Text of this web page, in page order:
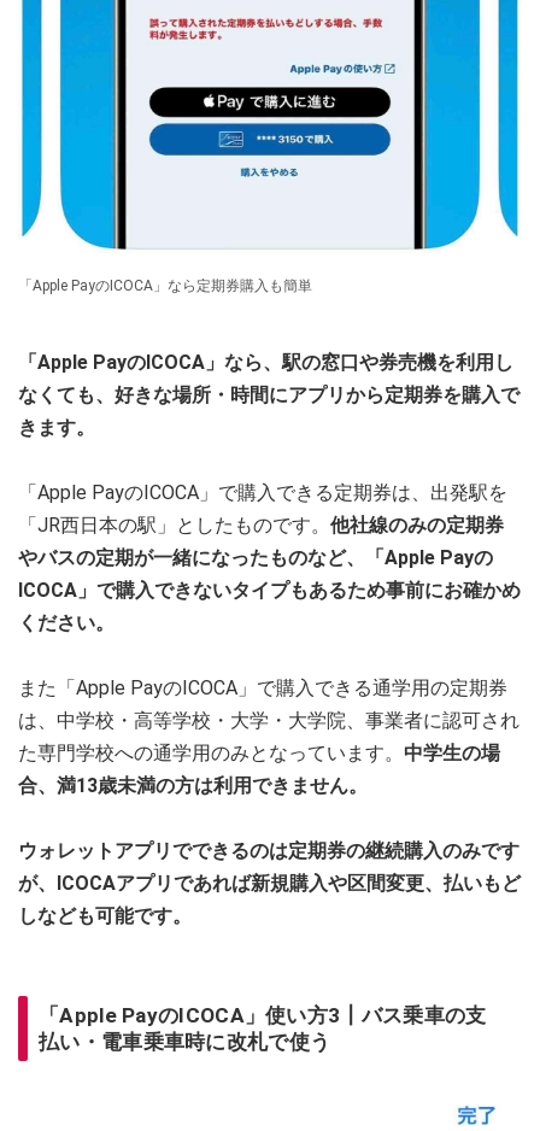
「Apple PayのICOCA」なら定期券購入も簡単
「Apple PayのICOCA」なら、駅の窓口や券売機を利用し
なくても、好きな場所・時間にアプリから定期券を購入で
きます。
「Apple PayのICOCA」で購入できる定期券は、出発駅を
「JR西日本の駅」としたものです。 他社線のみの定期券
やバスの定期が一緒になったものなど、「Apple Payの
ICOCA」で購入できないタイプもあるため事前にお確かめ
ください。
また「Apple PayのICOCA」で購入できる通学用の定期券
は、中学校・高等学校・大学・大学院、事業者に認可され
た専門学校への通学用のみとなっています。 中学生の場
合、満13歳未満の方は利用できません。
ウォレットアプリでできるのは定期券の継続購入のみです
が、ICOCAアプリであれば新規購入や区間変更、払いもど
しなども可能です。
「Apple PayのICOCA」使い方3┃バス乗車の支
払い・電車乗車時に改札で使う